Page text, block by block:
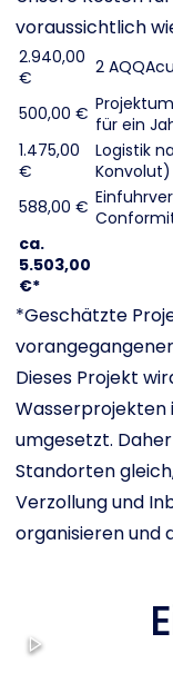
voraussichtlich
2.940,00
€
2
500,00 € für ein
1.475,00
€
Logistik
Konvolut)
588,00 €
ca.
5.503,00
€*
*Geschätzte
Dieses Projekt
Wasserprojekten
umgesetzt.
Standorten
Verzollung und
organisieren und